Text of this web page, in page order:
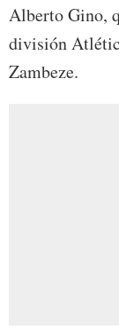
Alberto Gino,
división
Zambeze.